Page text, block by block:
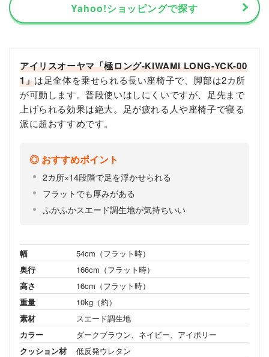
Yahoo!ショッピングで探す
アイリスオーヤマ「極ロング-KIWAMI LONG-YCK-00
1」は足全体を乗せられる長い座椅子で、脚部は2カ所
が可動します。普段使いはしにくいですが、足先まで
上げられる効果は絶大。足が疲れる人や座椅子で寝る
派に超おすすめです。
おすすめポイント
2カ所×14段階で足を浮かせられる
フラットでも厚みがある
ふかふかスエード調生地が気持ちいい
幅
54cm（フラット時）
奥行
166cm（フラット時）
高さ
16cm（フラット時）
重量
10kg（約）
素材
スエード調生地
カラー
ダークブラウン、ネイビー、アイボリー
クッション材
低反発ウレタン